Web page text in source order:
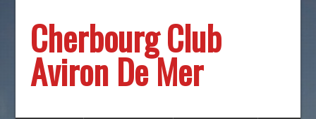
Cherbourg Club
Aviron De Mer